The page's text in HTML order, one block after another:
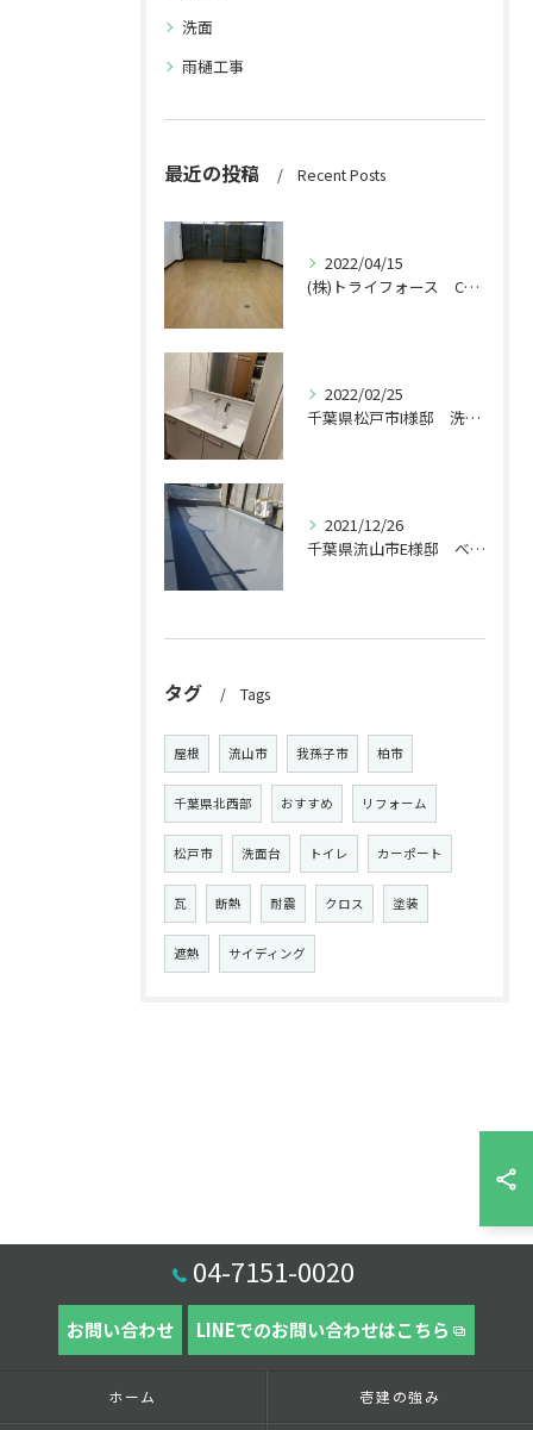
洗面
雨樋工事
最近の投稿 Recent Posts
2022/04/15
(株)トライフォース CF張替え工事
2022/02/25
千葉県松戸市I様邸 洗面台交換工事
2021/12/26
千葉県流山市E様邸 ベランダ工事
タグ Tags
屋根 流山市 我孫子市 柏市
千葉県北西部 おすすめ リフォーム
松戸市 洗面台 トイレ カーポート
瓦 断熱 耐震 クロス 塗装
遮熱 サイディング
04-7151-0020
お問い合わせ LINEでのお問い合わせはこちら
ホーム 壱建の強み